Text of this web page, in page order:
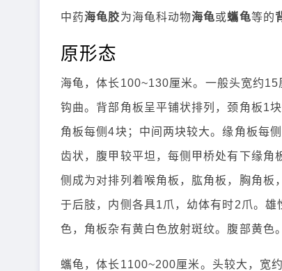
中药海龟胶为海龟科动物海龟或蠵龟等的
原形态
海龟，体长100~130厘米。一般头宽约
钩曲。背部角板呈平铺状排列，颈角板1
角板每侧4块；中间两块较大。缘角板每
齿状，腹甲较平坦，每侧甲桥处有下缘
侧成为对排列着喉角板，肱角板，胸角板
于后肢，内侧各具1爪，幼体有时2爪。
色，角板杂有黄白色放射斑纹。腹部黄色。
蠵龟，体长1100~200厘米。头较大，宽